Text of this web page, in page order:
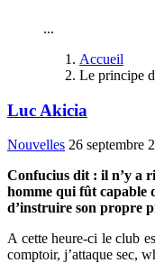
...
Accueil
Le principe
Luc Akicia
Nouvelles 26 septembre
Confucius dit : il n’y a
homme qui fût capable
d’instruire son propre
A cette heure-ci le club
comptoir, j’attaque sec,